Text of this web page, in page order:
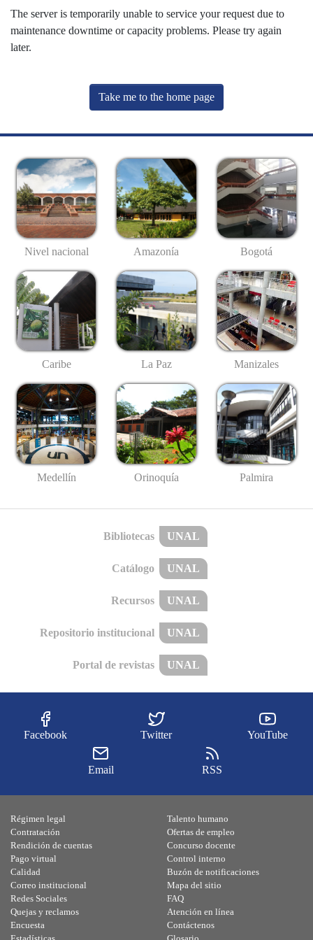
The server is temporarily unable to service your request due to
maintenance downtime or capacity problems. Please try again
later.
Take me to the home page
Nivel nacional Amazonía Bogotá
Caribe La Paz Manizales
Medellín Orinoquía Palmira
Bibliotecas UNAL
Catálogo UNAL
Recursos UNAL
Repositorio institucional UNAL
Portal de revistas UNAL
Facebook Twitter YouTube
Email RSS
Régimen legal
Contratación
Rendición de cuentas
Pago virtual
Calidad
Talento humano
Ofertas de empleo
Concurso docente
Control interno
Buzón de notificaciones
Correo institucional
Redes Sociales
Quejas y reclamos
Encuesta
Mapa del sitio
FAQ
Atención en línea
Contáctenos